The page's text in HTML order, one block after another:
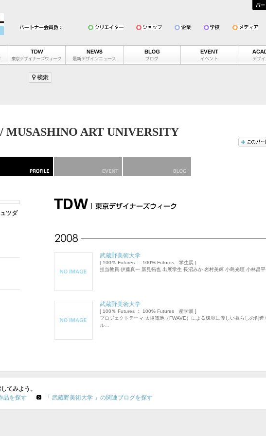
MUSASHINO ART UNIVERSITY
武蔵野美術大学
[ 100％ Futures ： 100% Futures 学生展 ]
担当教員 伊藤真一 新見拓也 出展学生 長沼みか 岩村美輝 小島光理 小林昌
武蔵野美術大学
[ 100％ Futures ： 100% Futures 産学展 ]
プロジェクトテーマ 太陽電池（FWAVE）による環境に優しい暮らしの創造
ル…
ツダ
てみよう。
品を探す
「 武蔵野美術大学 」の関連ブログを探す